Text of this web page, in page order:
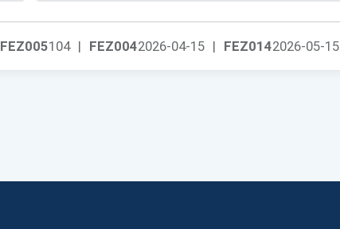
FEZ0142026-05-15
FEZ0042026-04-15 |
FEZ005104 |